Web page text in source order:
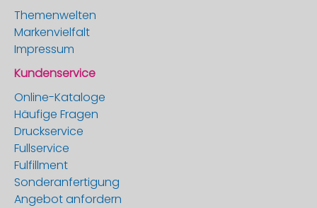
Themenwelten
Markenvielfalt
Impressum
Kundenservice
Online-Kataloge
Häufige Fragen
Druckservice
Fullservice
Fulfillment
Sonderanfertigung
Angebot anfordern